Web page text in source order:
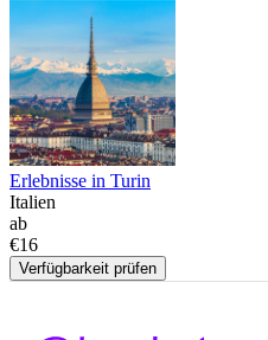
Erlebnisse in Turin
Italien
ab
€16
Verfügbarkeit prüfen